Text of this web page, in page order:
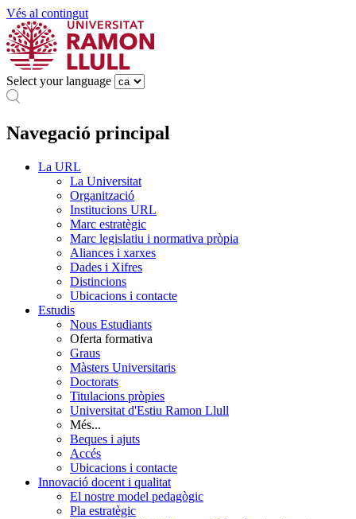
Vés al contingut
Select your language
Navegació principal
La URL
La Universitat
Organització
Institucions URL
Marc estratègic
Marc legislatiu i normativa pròpia
Aliances i xarxes
Dades i Xifres
Distincions
Ubicacions i contacte
Estudis
Nous Estudiants
Oferta formativa
Graus
Màsters Universitaris
Doctorats
Titulacions pròpies
Universitat d'Estiu Ramon Llull
Més...
Beques i ajuts
Accés
Ubicacions i contacte
Innovació docent i qualitat
El nostre model pedagògic
Pla estratègic